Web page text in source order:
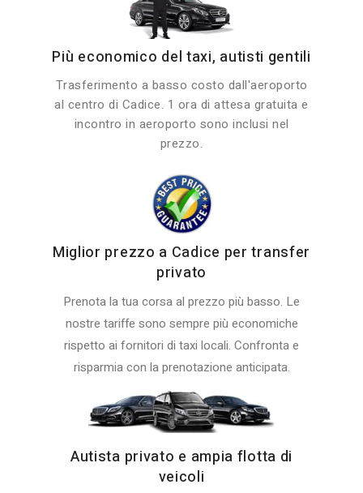
Più economico del taxi, autisti gentili
Trasferimento a basso costo dall'aeroporto
al centro di Cadice. 1 ora di attesa gratuita e
incontro in aeroporto sono inclusi nel
prezzo.
Miglior prezzo a Cadice per transfer
privato
Prenota la tua corsa al prezzo più basso. Le
nostre tariffe sono sempre più economiche
rispetto ai fornitori di taxi locali. Confronta e
risparmia con la prenotazione anticipata.
Autista privato e ampia flotta di
veicoli